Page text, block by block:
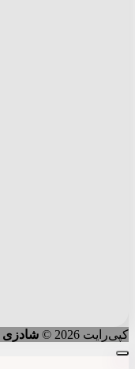
کپی‌رایت 2026 © شادزی